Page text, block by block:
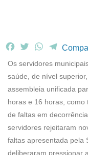
F
c
e
b
o
o
k
T
i
t
t
e
r
W
a
t
s
A
p
p
T
l
e
g
r
a
m
Os servidores
saúde, de nível
assembleia unificada
horas e 16 horas,
de faltas em
servidores rejeitaram
faltas apresentada pela
deliberaram pressionar